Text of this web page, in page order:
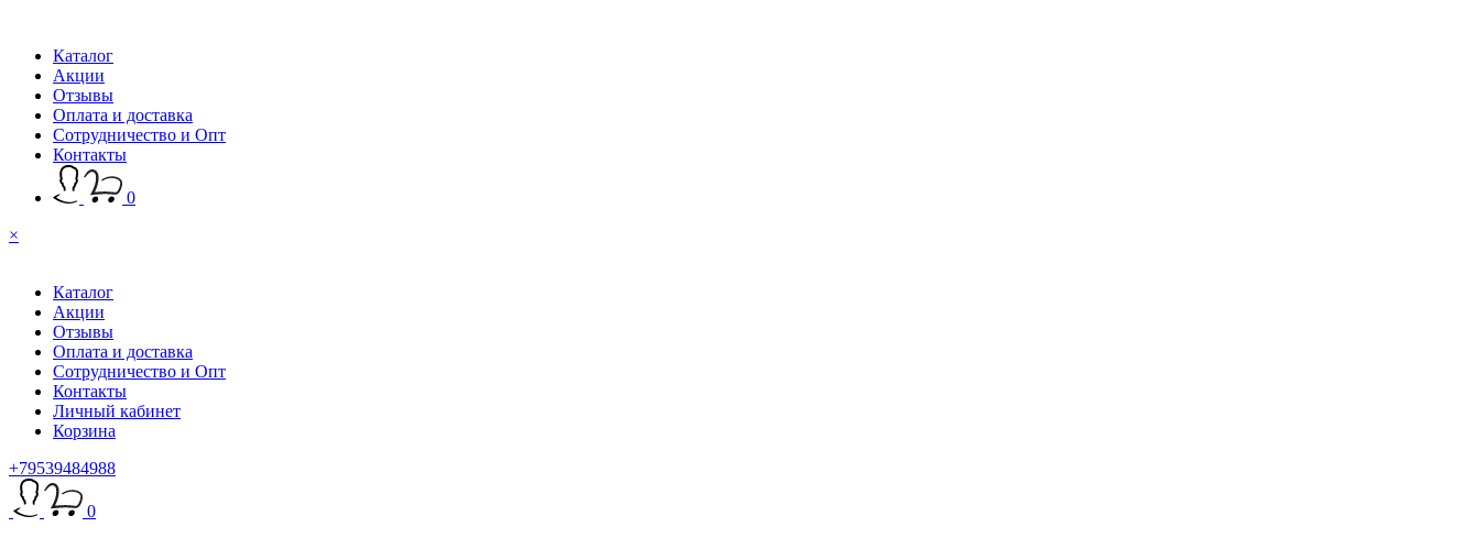
Каталог
Акции
Отзывы
Оплата и доставка
Сотрудничество и Опт
Контакты
0
×
Каталог
Акции
Отзывы
Оплата и доставка
Сотрудничество и Опт
Контакты
Личный кабинет
Корзина
+79539484988
0